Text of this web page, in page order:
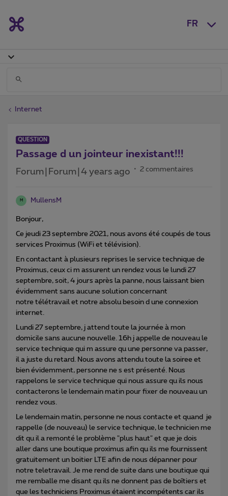
FR
Internet
QUESTION
Passage d un jointeur inexistant!!!
Forum|Forum|4 years ago 2 commentaires
M MullensM
Bonjour,
Ce jeudi 23 septembre 2021, nous avons été coupés de tous
services Proximus (WiFi et télévision).
En contactant à plusieurs reprises le service technique de
Proximus, ceux ci m assurent un rendez vous le lundi 27
septembre, soit, 4 jours après la panne, nous laissant bien
évidemment sans aucune solution concernant
notre télétravail et notre absolu besoin d une connexion
internet.
Lundi 27 septembre, j attend toute la journée à mon
domicile sans aucune nouvelle. 16h j appelle de nouveau le
service technique qui m assure qu une personne va passer,
il a juste du retard. Nous avons attendu toute la soiree et
bien évidemment, personne ne s est présenté. Nous
rappelons le service technique qui nous assure qu ils nous
contacterons le lendemain matin pour fixer de nouveau un
rendez vous.
Le lendemain matin, personne ne nous contacte et quand je
rappelle (de nouveau) le service technique, le technicien me
dit qu il a remonté le problème "plus haut" et que je dois
aller dans une boutique proximus afin qu ils me fournissent
gratuitement un boitier LTE afin de nous dépanner pour
notre teletravail. Je me rend de suite dans une boutique qui
me remballe me disant qu ils ne donnent pas de boîtiers et
que les techniciens Proximus étaient incompétents car ils